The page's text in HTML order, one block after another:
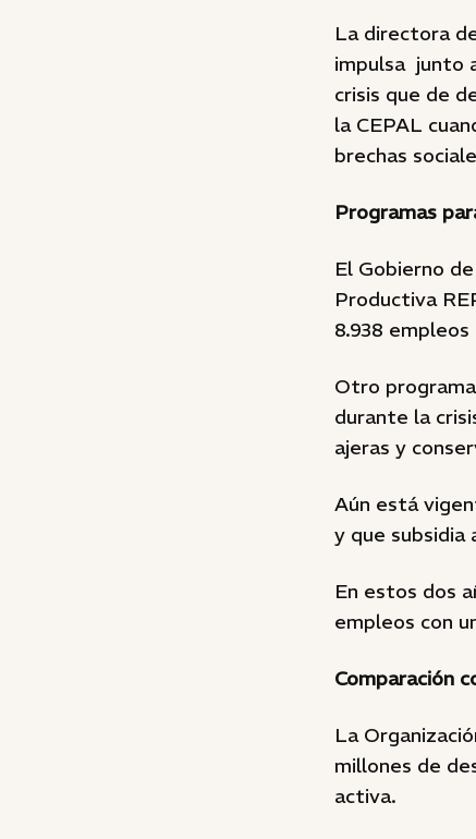
La directora
impulsa junto
crisis que de
la CEPAL
brechas
Programas
El Gobierno
Productiva
8.938
Otro
durante la
ajeras y
Aún está
y que subsidia
En estos dos
empleos con
Comparación
La
millones de
activa.